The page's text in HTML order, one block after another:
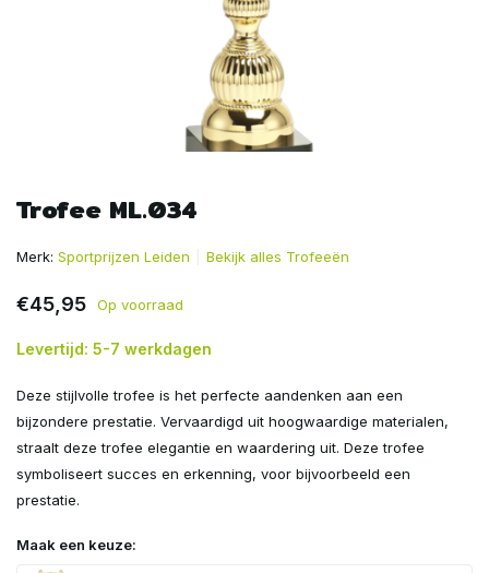
Trofee ML.034
Merk: Sportprijzen Leiden Bekijk alles Trofeeën
€45,95 Op voorraad
Levertijd: 5-7 werkdagen
Deze stijlvolle trofee is het perfecte aandenken aan een
bijzondere prestatie. Vervaardigd uit hoogwaardige materialen,
straalt deze trofee elegantie en waardering uit. Deze trofee
symboliseert succes en erkenning, voor bijvoorbeeld een
prestatie.
Maak een keuze: